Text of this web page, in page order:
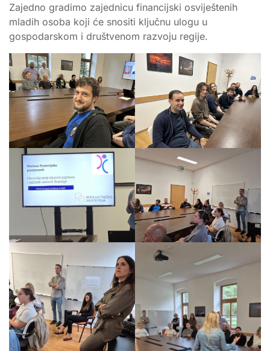
Zajedno gradimo zajednicu financijski osviještenih
mladih osoba koji će snositi ključnu ulogu u
gospodarskom i društvenom razvoju regije.